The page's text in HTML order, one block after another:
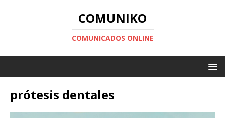
COMUNIKO
COMUNICADOS ONLINE
prótesis dentales